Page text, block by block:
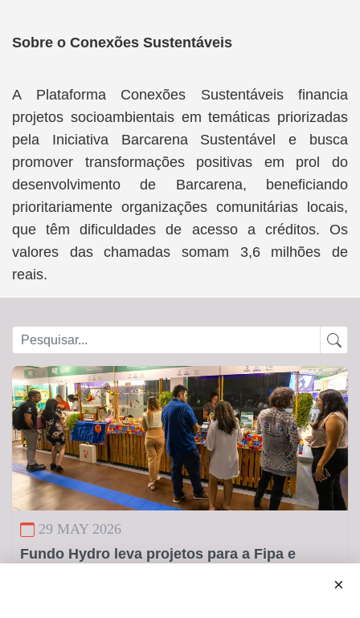
Sobre o Conexões Sustentáveis
A Plataforma Conexões Sustentáveis financia
projetos socioambientais em temáticas priorizadas
pela Iniciativa Barcarena Sustentável e busca
promover transformações positivas em prol do
desenvolvimento de Barcarena, beneficiando
prioritariamente organizações comunitárias locais,
que têm dificuldades de acesso a créditos. Os
valores das chamadas somam 3,6 milhões de
reais.
29 MAY 2026
Fundo Hydro leva projetos para a Fipa e
×